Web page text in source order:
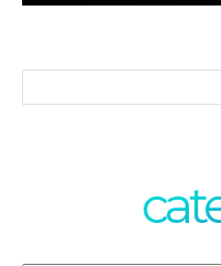
Categorías